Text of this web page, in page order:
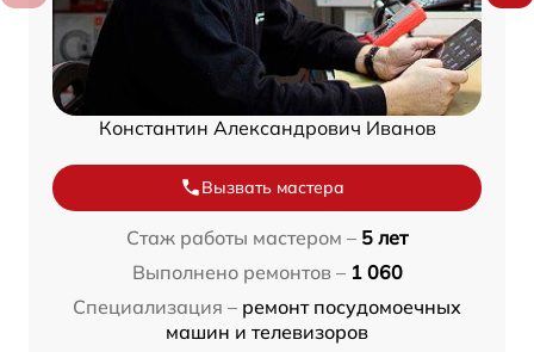
Константин Александрович Иванов
Вызвать мастера
Стаж работы мастером – 5 лет
Выполнено ремонтов – 1 060
Специализация – ремонт посудомоечных
машин и телевизоров